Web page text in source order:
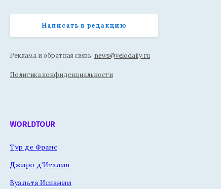
Написать в редакцию
Реклама и обратная связь: news@velodaily.ru
Политика конфиденциальности
WORLDTOUR
Тур де Франс
Джиро д'Италия
Вуэльта Испании